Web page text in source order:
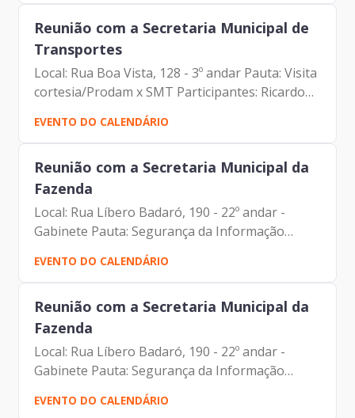
Reunião com a Secretaria Municipal de
Transportes
Local: Rua Boa Vista, 128 - 3º andar Pauta: Visita
cortesia/Prodam x SMT Participantes: Ricardo
Teixeira (SMT) Johann Nogueira Dantas
(Prodam) Antonio Celso de P. Albuquerque Filho
EVENTO DO CALENDÁRIO
Reunião com a Secretaria Municipal da
Fazenda
Local: Rua Líbero Badaró, 190 - 22º andar -
Gabinete Pauta: Segurança da Informação
Participantes: Johann Nogueira Dantas Evandro
Freire Luciano Felipe De Paula Capato Patrícia
dos Santos Bagattini
EVENTO DO CALENDÁRIO
Reunião com a Secretaria Municipal da
Fazenda
Local: Rua Líbero Badaró, 190 - 22º andar -
Gabinete Pauta: Segurança da Informação
Participantes: Johann Nogueira Dantas Evandro
Freire Luciano Felipe De Paula Capato Patrícia
EVENTO DO CALENDÁRIO